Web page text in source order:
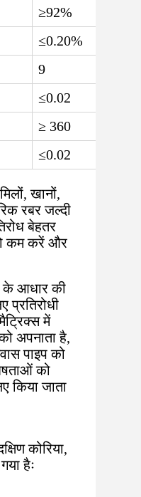
≥92%
≤0.20%
9
≤0.02
≥ 360
≤0.02
खानों,
रबर जल्दी
बेहतर
कम करें और
के आधार की
प्रतिरोधी
में
अपनाता है,
पाइप को
को
किया जाता
कोरिया,
हैः